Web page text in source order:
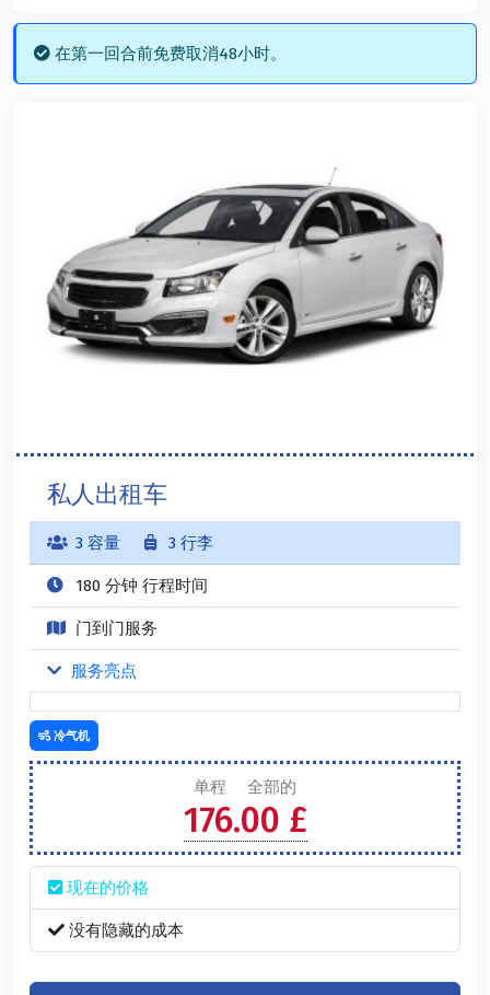
在第一回合前免费取消48小时。
私人出租车
3 容量 3 行李
180 分钟 行程时间
门到门服务
服务亮点
单程 全部的
176.00 £
现在的价格
没有隐藏的成本
冷气机